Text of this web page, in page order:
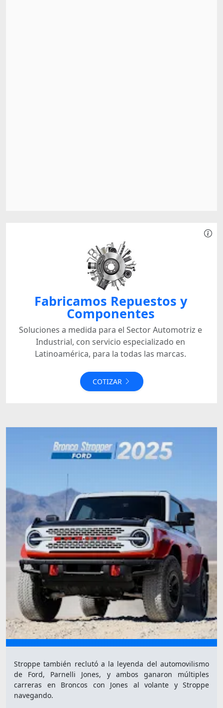
Fabricamos Repuestos y
Componentes
Soluciones a medida para el Sector Automotriz e
Industrial, con servicio especializado en
Latinoamérica, para la todas las marcas.
COTIZAR
Stroppe también reclutó a la leyenda del automovilismo
de Ford, Parnelli Jones, y ambos ganaron múltiples
carreras en Broncos con Jones al volante y Stroppe
navegando.